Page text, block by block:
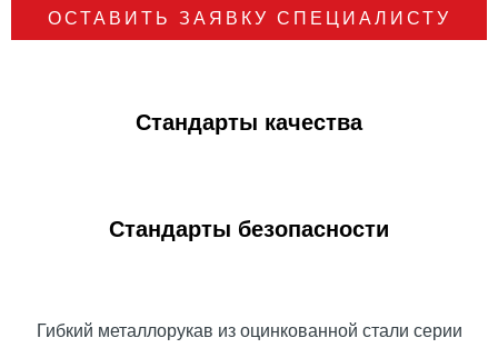
ОСТАВИТЬ ЗАЯВКУ СПЕЦИАЛИСТУ
Стандарты качества
Стандарты безопасности
Гибкий металлорукав из оцинкованной стали серии